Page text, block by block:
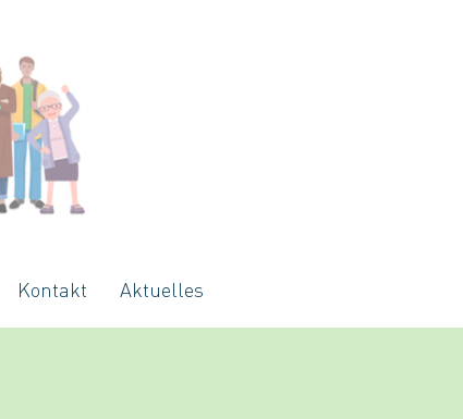
Kontakt Aktuelles